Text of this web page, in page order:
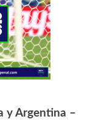
y Argentina –